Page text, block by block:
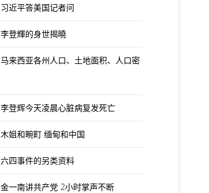
习近平答美国记者问
李登輝的身世揭曉
马来西亚各州人口、土地面积、人口密
李登辉今天凌晨心脏病复发死亡
木姐和畹町 缅甸和中国
六四事件的另类资料
金一南讲共产党 2小时掌声不断